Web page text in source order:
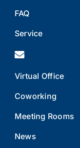
FAQ
Service
Virtual Office
Coworking
Meeting Rooms
News